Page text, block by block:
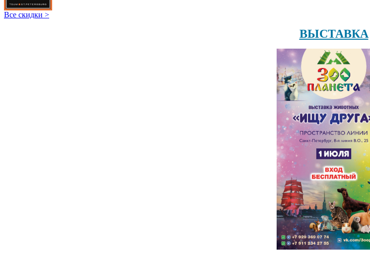
Все скидки >
ВЫСТАВКА